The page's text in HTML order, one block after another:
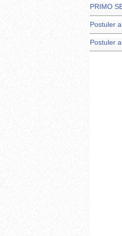
PRIMO
Postuler
Postuler